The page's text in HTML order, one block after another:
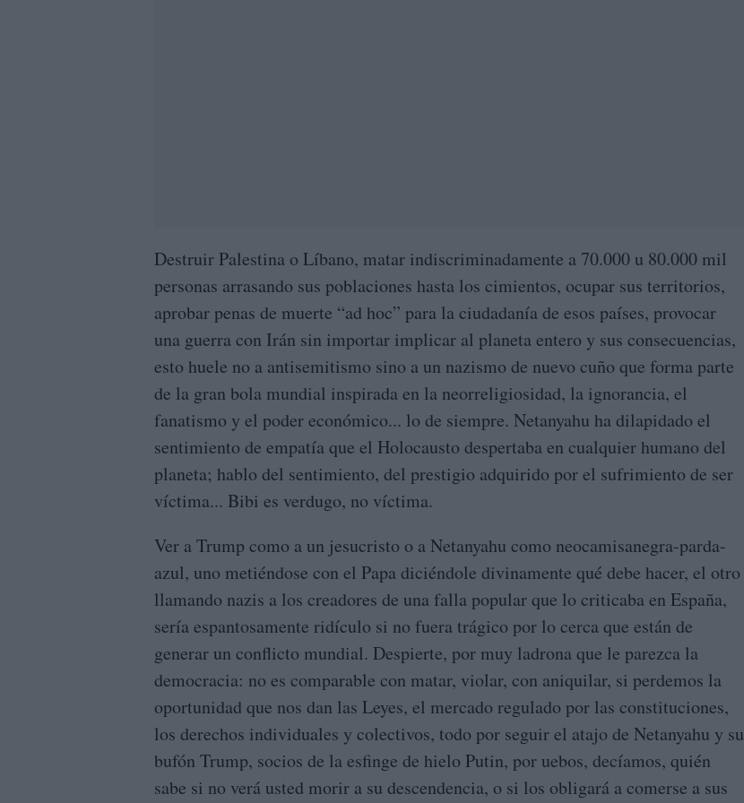
Destruir Palestina o Líbano, matar indiscriminadamente a 70.000 u 80.000 mil
personas arrasando sus poblaciones hasta los cimientos, ocupar sus territorios,
aprobar penas de muerte “ad hoc” para la ciudadanía de esos países, provocar
una guerra con Irán sin importar implicar al planeta entero y sus consecuencias,
esto huele no a antisemitismo sino a un nazismo de nuevo cuño que forma parte
de la gran bola mundial inspirada en la neorreligiosidad, la ignorancia, el
fanatismo y el poder económico... lo de siempre. Netanyahu ha dilapidado el
sentimiento de empatía que el Holocausto despertaba en cualquier humano del
planeta; hablo del sentimiento, del prestigio adquirido por el sufrimiento de ser
víctima... Bibi es verdugo, no víctima.
Ver a Trump como a un jesucristo o a Netanyahu como neocamisanegra-parda-
azul, uno metiéndose con el Papa diciéndole divinamente qué debe hacer, el otro
llamando nazis a los creadores de una falla popular que lo criticaba en España,
sería espantosamente ridículo si no fuera trágico por lo cerca que están de
generar un conflicto mundial. Despierte, por muy ladrona que le parezca la
democracia: no es comparable con matar, violar, con aniquilar, si perdemos la
oportunidad que nos dan las Leyes, el mercado regulado por las constituciones,
los derechos individuales y colectivos, todo por seguir el atajo de Netanyahu y su
bufón Trump, socios de la esfinge de hielo Putin, por uebos, decíamos, quién
sabe si no verá usted morir a su descendencia, o si los obligará a comerse a sus